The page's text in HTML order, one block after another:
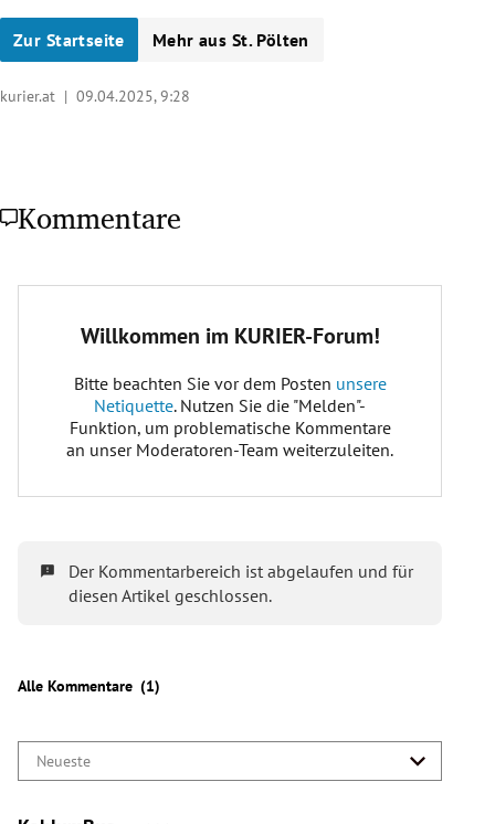
Zur Startseite Mehr aus St. Pölten
kurier.at | 09.04.2025, 9:28
Kommentare